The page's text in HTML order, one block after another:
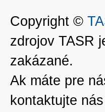
Copyright ©
zdrojov TASR
zakázané.
Ak máte pre
kontaktujte